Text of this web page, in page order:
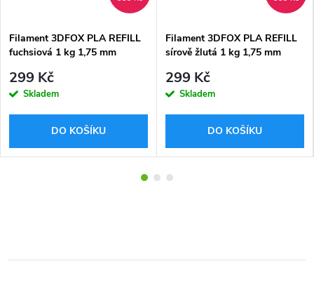
Filament 3DFOX PLA REFILL
fuchsiová 1 kg 1,75 mm
299 Kč
Skladem
DO KOŠÍKU
Filament 3DFOX PLA REFILL
sírově žlutá 1 kg 1,75 mm
299 Kč
Skladem
DO KOŠÍKU